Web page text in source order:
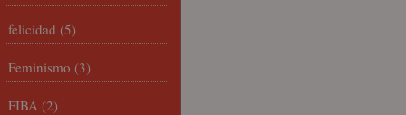
felicidad (5)
Feminismo (3)
FIBA (2)